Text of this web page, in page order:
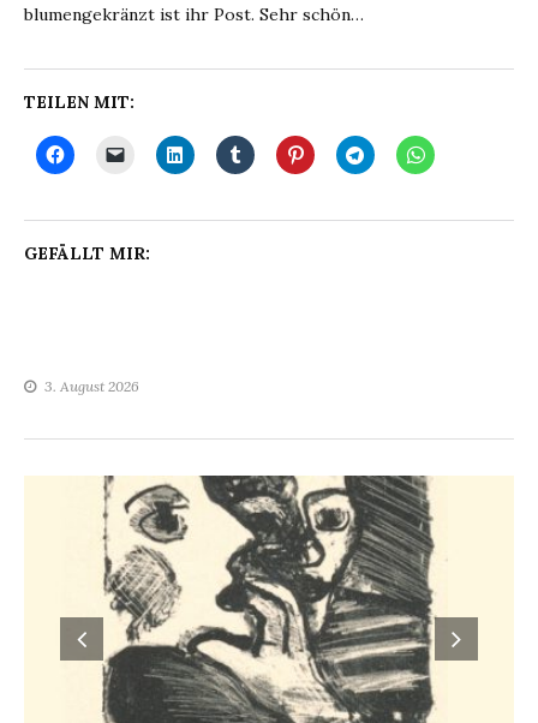
blumengekränzt ist ihr Post. Sehr schön…
TEILEN MIT:
GEFÄLLT MIR:
3. August 2026